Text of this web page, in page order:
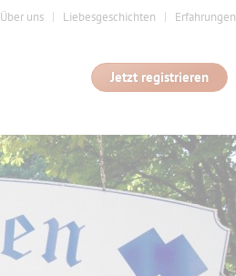
Über uns Liebesgeschichten Erfahrungen
Jetzt registrieren